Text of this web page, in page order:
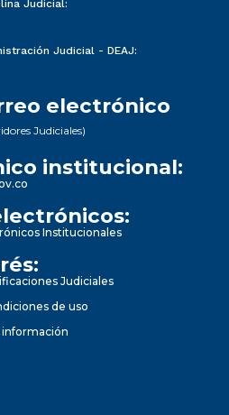
Judicial:
Judicial - DEAJ:
electrónico
Judiciales)
institucional:
Institucionales
Judiciales
de uso
información